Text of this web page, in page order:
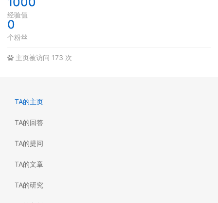
经验值
0
个粉丝
主页被访问 173 次
TA的主页
TA的回答
TA的提问
TA的文章
TA的研究